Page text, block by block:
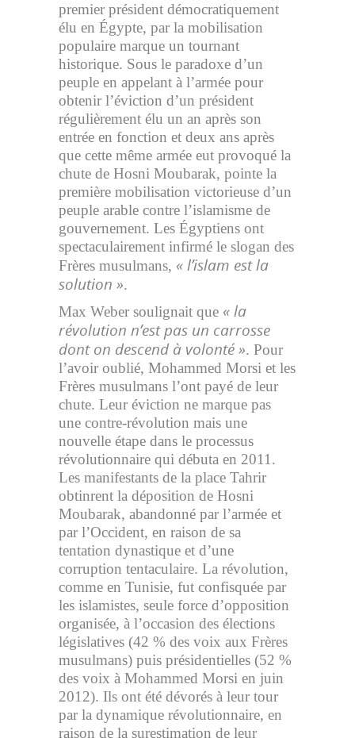
premier président démocratiquement
élu en Égypte, par la mobilisation
populaire marque un tournant
historique. Sous le paradoxe d’un
peuple en appelant à l’armée pour
obtenir l’éviction d’un président
régulièrement élu un an après son
entrée en fonction et deux ans après
que cette même armée eut provoqué la
chute de Hosni Moubarak, pointe la
première mobilisation victorieuse d’un
peuple arable contre l’islamisme de
gouvernement. Les Égyptiens ont
spectaculairement infirmé le slogan des
Frères musulmans, « l’islam est la
solution ».
Max Weber soulignait que « la
révolution n’est pas un carrosse
dont on descend à volonté ». Pour
l’avoir oublié, Mohammed Morsi et les
Frères musulmans l’ont payé de leur
chute. Leur éviction ne marque pas
une contre-révolution mais une
nouvelle étape dans le processus
révolutionnaire qui débuta en 2011.
Les manifestants de la place Tahrir
obtinrent la déposition de Hosni
Moubarak, abandonné par l’armée et
par l’Occident, en raison de sa
tentation dynastique et d’une
corruption tentaculaire. La révolution,
comme en Tunisie, fut confisquée par
les islamistes, seule force d’opposition
organisée, à l’occasion des élections
législatives (42 % des voix aux Frères
musulmans) puis présidentielles (52 %
des voix à Mohammed Morsi en juin
2012). Ils ont été dévorés à leur tour
par la dynamique révolutionnaire, en
raison de la surestimation de leur